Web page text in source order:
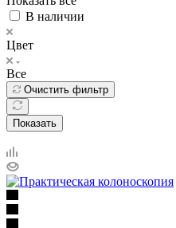
В наличии
Цвет
Все
Очистить фильтр
Показать